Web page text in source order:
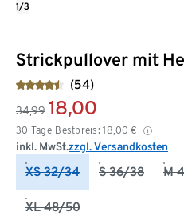
Strickpullover mit
(54)
34,99 18,00
30-Tage-Bestpreis: 18,00 €
inkl. MwSt.zzgl. Versandkosten
XS 32/34 S 36/38 M
XL 48/50
1/3